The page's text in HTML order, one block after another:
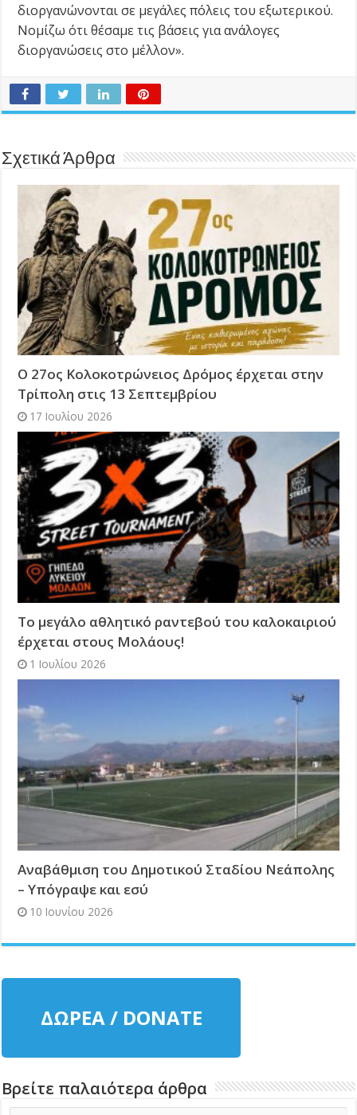
διοργανώνονται σε μεγάλες πόλεις του εξωτερικού.
Νομίζω ότι θέσαμε τις βάσεις για ανάλογες
διοργανώσεις στο μέλλον».
Σχετικά Άρθρα
Ο 27ος Κολοκοτρώνειος Δρόμος έρχεται στην
Τρίπολη στις 13 Σεπτεμβρίου
17 Ιουλίου 2026
Το μεγάλο αθλητικό ραντεβού του καλοκαιριού
έρχεται στους Μολάους!
1 Ιουλίου 2026
Αναβάθμιση του Δημοτικού Σταδίου Νεάπολης
– Υπόγραψε και εσύ
10 Ιουνίου 2026
ΔΩΡΕΑ / DONATE
Βρείτε παλαιότερα άρθρα